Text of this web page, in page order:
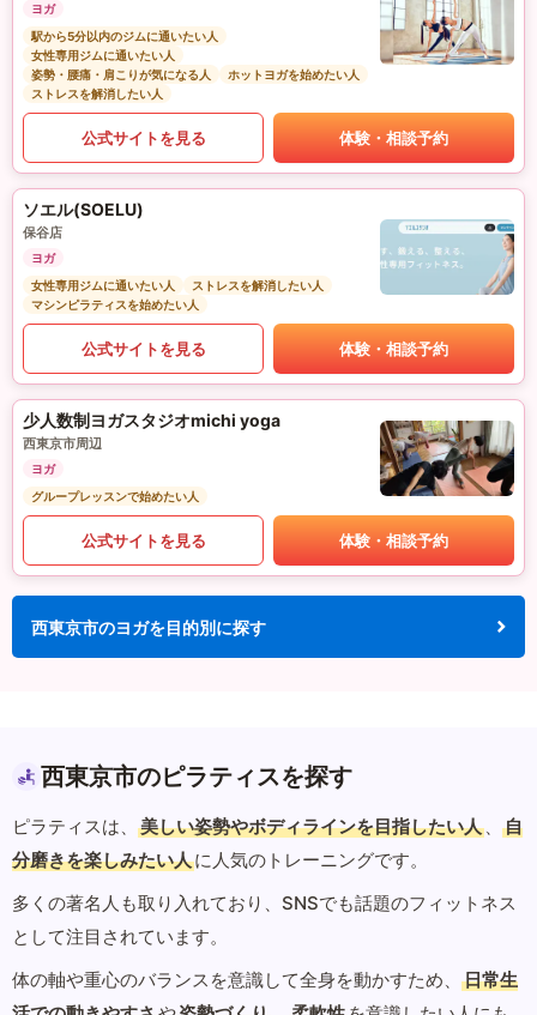
ヨガ
駅から5分以内のジムに通いたい人
女性専用ジムに通いたい人
姿勢・腰痛・肩こりが気になる人
ホットヨガを始めたい人
ストレスを解消したい人
公式サイトを見る 体験・相談予約
ソエル(SOELU)
保谷店
ヨガ
女性専用ジムに通いたい人
ストレスを解消したい人
マシンピラティスを始めたい人
公式サイトを見る 体験・相談予約
少人数制ヨガスタジオmichi yoga
西東京市周辺
ヨガ
グループレッスンで始めたい人
公式サイトを見る 体験・相談予約
西東京市のヨガを目的別に探す
西東京市のピラティスを探す
ピラティスは、 美しい姿勢やボディラインを目指したい人 、
自
分磨きを楽しみたい人に人気のトレーニングです。
多くの著名人も取り入れており、SNSでも話題のフィットネス
として注目されています。
体の軸や重心のバランスを意識して全身を動かすため、
日常生